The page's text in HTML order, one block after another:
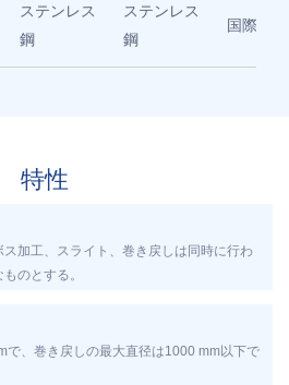
ステンレス
鋼
ステンレス
鋼
国際標準
特性
加工、スライト、巻き戻しは同時に行わ
のとする。
で、巻き戻しの最大直径は1000 mm以下で